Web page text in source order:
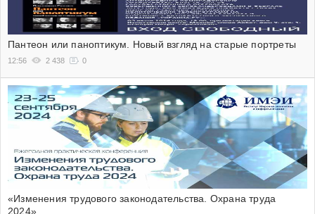
Пантеон или паноптикум. Новый взгляд на старые портреты
12:56 2 438 0
«Изменения трудового законодательства. Охрана труда
2024»